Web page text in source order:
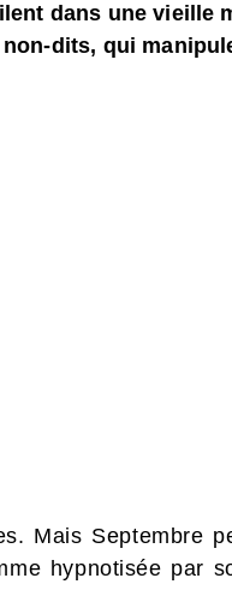
dans une vieille
dits, qui
Mais Septembre
hypnotisée par